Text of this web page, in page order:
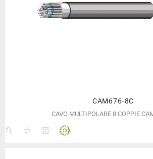
CAM676-8C
CAVO MULTIPOLARE 8 COPPIE